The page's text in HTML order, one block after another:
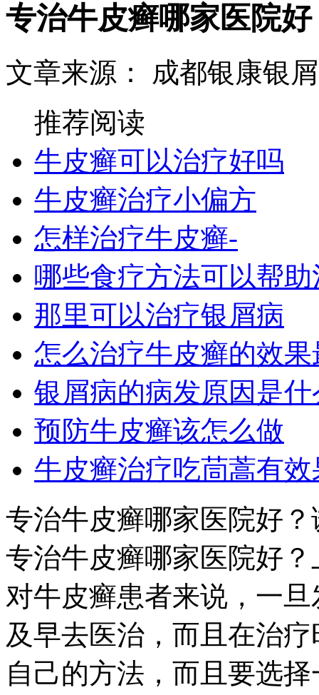
专治牛皮癣哪家医院
文章来源： 成都银康银
推荐阅读
牛皮癣可以治疗好吗
牛皮癣治疗小偏方
怎样治疗牛皮癣-
哪些食疗方法可以帮助
那里可以治疗银屑病
怎么治疗牛皮癣的效果
银屑病的病发原因是什
预防牛皮癣该怎么做
牛皮癣治疗吃茼蒿有效
专治牛皮癣哪家医院好
专治牛皮癣哪家医院好
对牛皮癣患者来说，一
及早去医治，而且在治
自己的方法，而且要选